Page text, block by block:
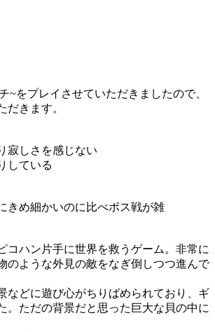
~をプレイさせていただきましたので、
だきます。
寂しさを感じない
している
きめ細かいのに比べボス戦が雑
コハン片手に世界を救うゲーム。非常に
のような外見の敵をなぎ倒しつつ進んで
などに遊び心がちりばめられており、ギ
。ただの背景だと思った巨大な貝の中に